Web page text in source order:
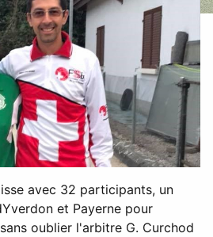
avec 32 participants, un
et Payerne pour
oublier l'arbitre G. Curchod